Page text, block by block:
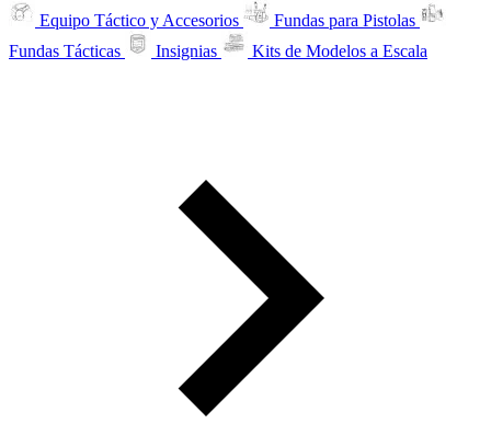
Equipo Táctico y Accesorios
Fundas para Pistolas
Fundas Tácticas
Insignias Kits de Modelos a Escala